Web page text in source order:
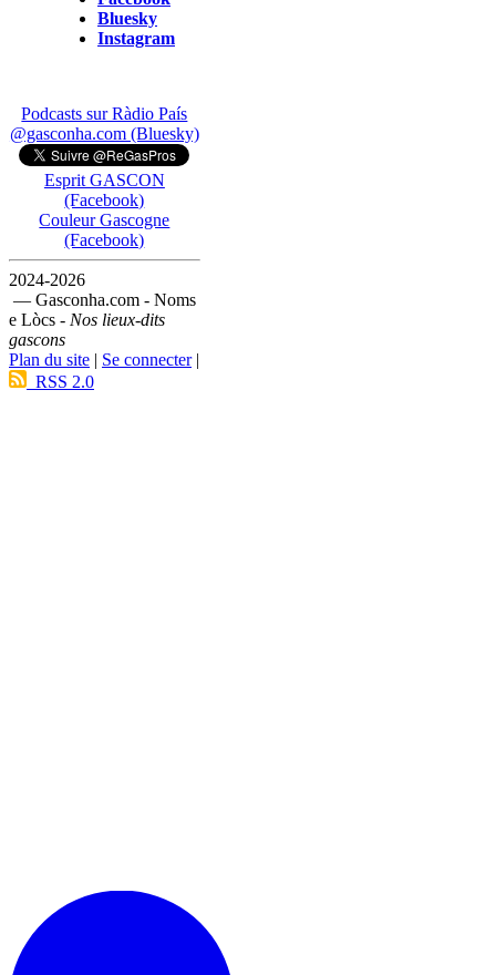
Bluesky
Instagram
Podcasts sur Ràdio País
@gasconha.com (Bluesky)
Esprit GASCON
(Facebook)
Couleur Gascogne
(Facebook)
2024-2026
— Gasconha.com - Noms
e Lòcs - Nos lieux-dits
gascons
Plan du site | Se connecter|
RSS 2.0